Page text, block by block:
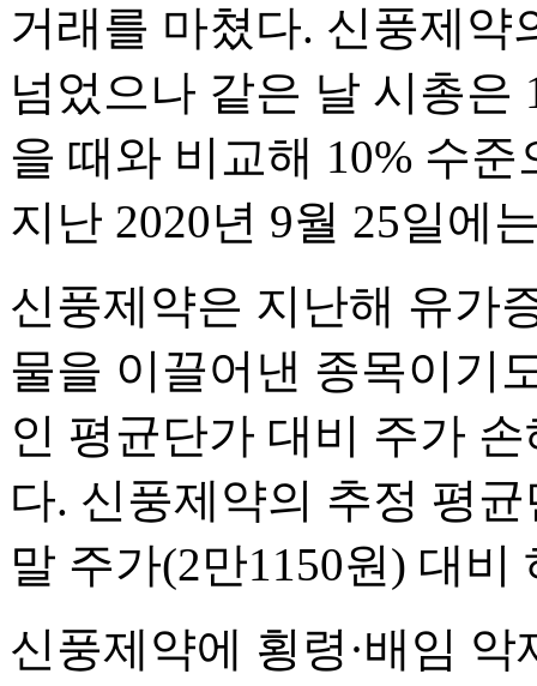
거래를 마쳤다. 신풍제약
넘었으나 같은 날 시총은
을 때와 비교해 10% 수
지난 2020년 9월 25일에
신풍제약은 지난해 유가
물을 이끌어낸 종목이기
인 평균단가 대비 주가
다. 신풍제약의 추정 평
말 주가(2만1150원) 대비
신풍제약에 횡령·배임